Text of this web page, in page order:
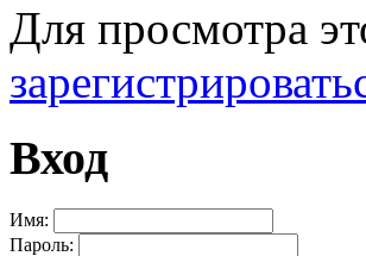
Для просмотра
Вход
Имя:
Пароль: